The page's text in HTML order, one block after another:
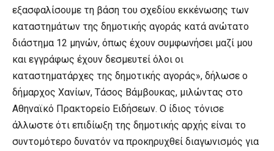
εξασφαλίσουμε τη βάση του σχεδίου εκκένωσης των
καταστημάτων της δημοτικής αγοράς κατά ανώτατο
διάστημα 12 μηνών, όπως έχουν συμφωνήσει μαζί μου
και εγγράφως έχουν δεσμευτεί όλοι οι
καταστηματάρχες της δημοτικής αγοράς», δήλωσε ο
δήμαρχος Χανίων, Τάσος Βάμβουκας, μιλώντας στο
Αθηναϊκό Πρακτορείο Ειδήσεων. Ο ίδιος τόνισε
άλλωστε ότι επιδίωξη της δημοτικής αρχής είναι το
συντομότερο δυνατόν να προκηρυχθεί διαγωνισμός για